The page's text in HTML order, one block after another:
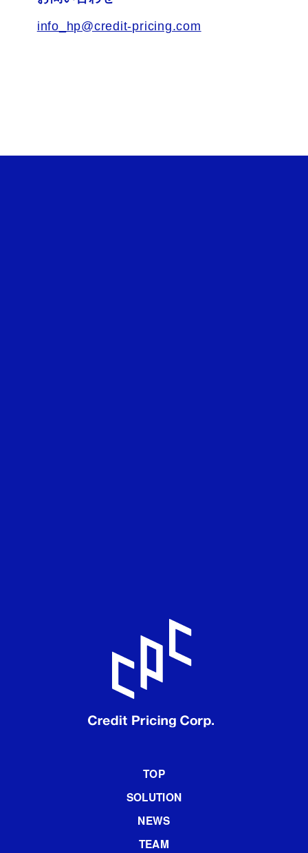
info_hp@credit-pricing.com
TOP
SOLUTION
NEWS
TEAM